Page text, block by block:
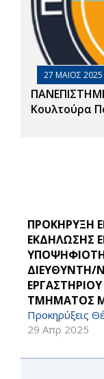
27 ΜΑΙΟΣ 2025
Κουλτούρα
ΠΡΟΚΗΡΥΞΗ
ΕΚΔΗΛΩΣΗΣ
ΔΙΕΥΘΥΝΤΗ/
ΤΜΗΜΑΤΟΣ
Προκηρύξεις
29 Απρ 2025